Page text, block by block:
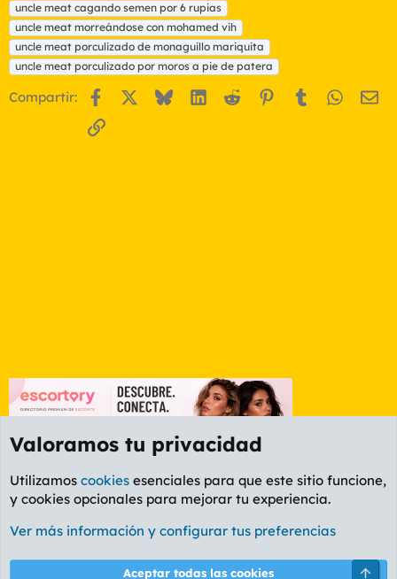
uncle meat cagando semen por 6 rupias
uncle meat morreándose con mohamed vih
uncle meat porculizado de monaguillo mariquita
uncle meat porculizado por moros a pie de patera
Compartir: Facebook BlueskyLinkedIn
Reddit Pinterest
Tumblr
Enlace
Foro General
Cookies
PL OLDSTYLE AMARILLO
Valoramos tu privacidad
Utilizamos cookies esenciales para que este sitio funcione,
y cookies opcionales para mejorar tu experiencia.
Ver más información y configurar tus preferencias
Aceptar todas las cookies